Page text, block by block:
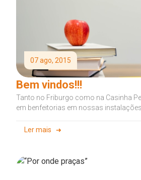
07 ago, 2015
Bem vindos!!!
Tanto no Friburgo como na Casinha
em benfeitorias em nossas
Ler mais